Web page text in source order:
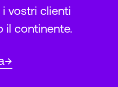
vostri clienti
il continente.